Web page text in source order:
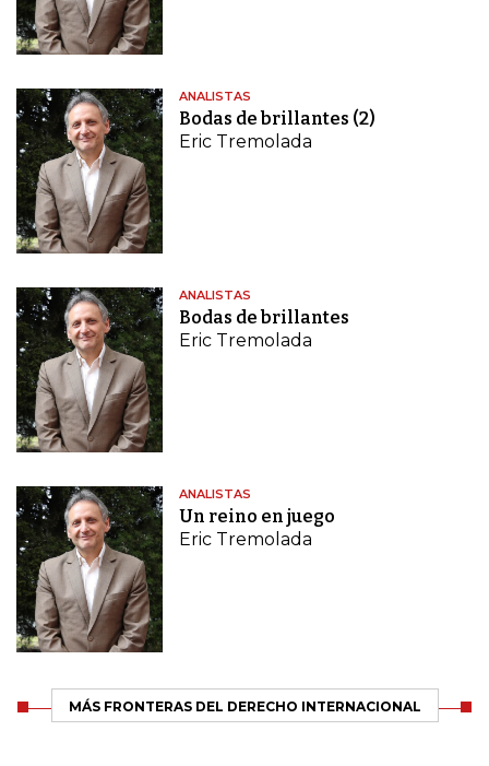
ANALISTAS
Bodas de brillantes (2)
Eric Tremolada
ANALISTAS
Bodas de brillantes
Eric Tremolada
ANALISTAS
Un reino en juego
Eric Tremolada
MÁS FRONTERAS DEL DERECHO INTERNACIONAL